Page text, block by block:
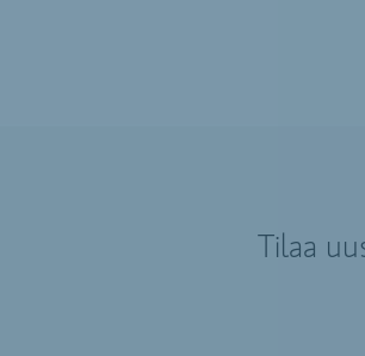
Tilaa